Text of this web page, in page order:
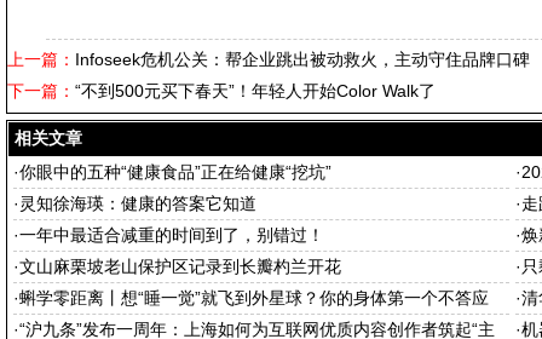
上一篇： Infoseek危机公关：帮企业跳出被动救火，主动守住品牌口碑
下一篇： “不到500元买下春天”！年轻人开始Color Walk了
相关文章
·你眼中的五种“健康食品”正在给健康“挖坑” ·
· 灵知徐海瑛：健康的答案它知道 ·
·一年中最适合减重的时间到了，别错过！ ·焕
·文山麻栗坡老山保护区记录到长瓣杓兰开花 ·
·蝌学零距离丨想“睡一觉”就飞到外星球？你的身体第一个不答应 ·清
·“沪九条”发布一周年：上海如何为互联网优质内容创作者筑起“主
·机